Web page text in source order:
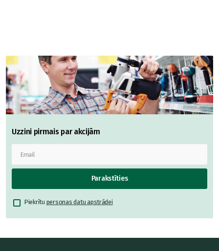
Uzzini pirmais par akcijām
Parakstīties
Piekrītu personas datu apstrādei